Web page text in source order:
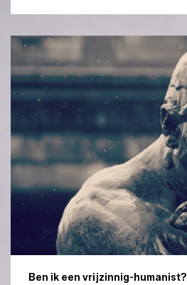
Ben ik een vrijzinnig-humanist?